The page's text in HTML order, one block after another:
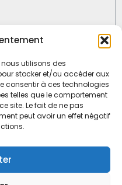
nous utilisons des
stocker et/ou accéder aux
consentir à ces technologies
telles que le comportement
site. Le fait de ne pas
peut avoir un effet négatif
j'accepte la (
Julien Marteau
– FRANCE